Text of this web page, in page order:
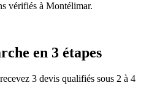
vérifiés à Montélimar.
en 3 étapes
3 devis qualifiés sous 2 à 4